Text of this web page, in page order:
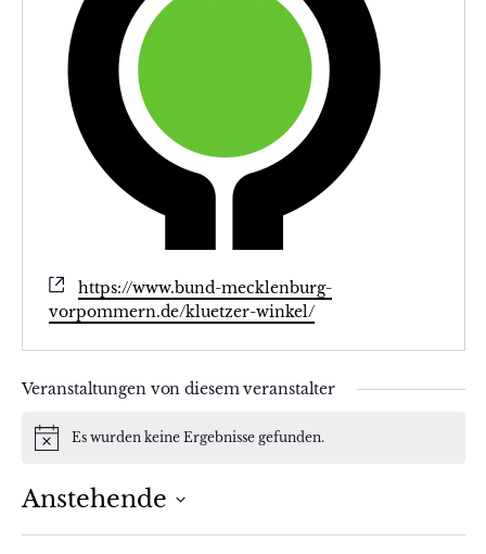
Webseite
https://www.bund-mecklenburg-
vorpommern.de/kluetzer-winkel/
Veranstaltungen von diesem veranstalter
HinweisEs wurden keine Ergebnisse gefunden.
Anstehende